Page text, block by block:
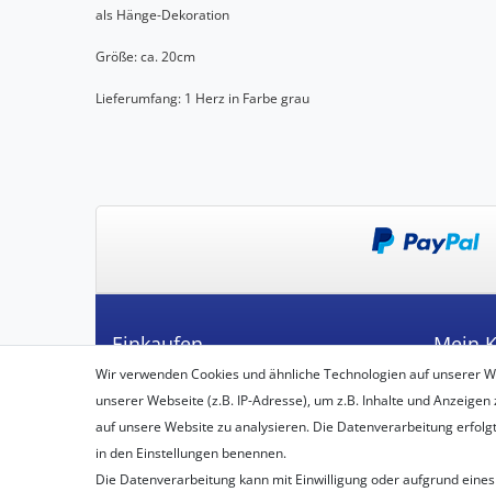
als Hänge-Dekoration
Größe: ca. 20cm
Lieferumfang: 1 Herz in Farbe grau
Einkaufen
Zahlungsarten
Versandarten & -kosten
Widerrufsbelehrung
Vertrag widerrufen
Warenkorb
Mein
Login
Wir verwenden Cookies und ähnliche Technologien auf unserer
unserer Webseite (z.B. IP-Adresse), um z.B. Inhalte und
auf unsere Website zu analysieren. Die Datenverarbeitung
in den Einstellungen benennen.
Die Datenverarbeitung kann mit Einwilligung oder aufgrund